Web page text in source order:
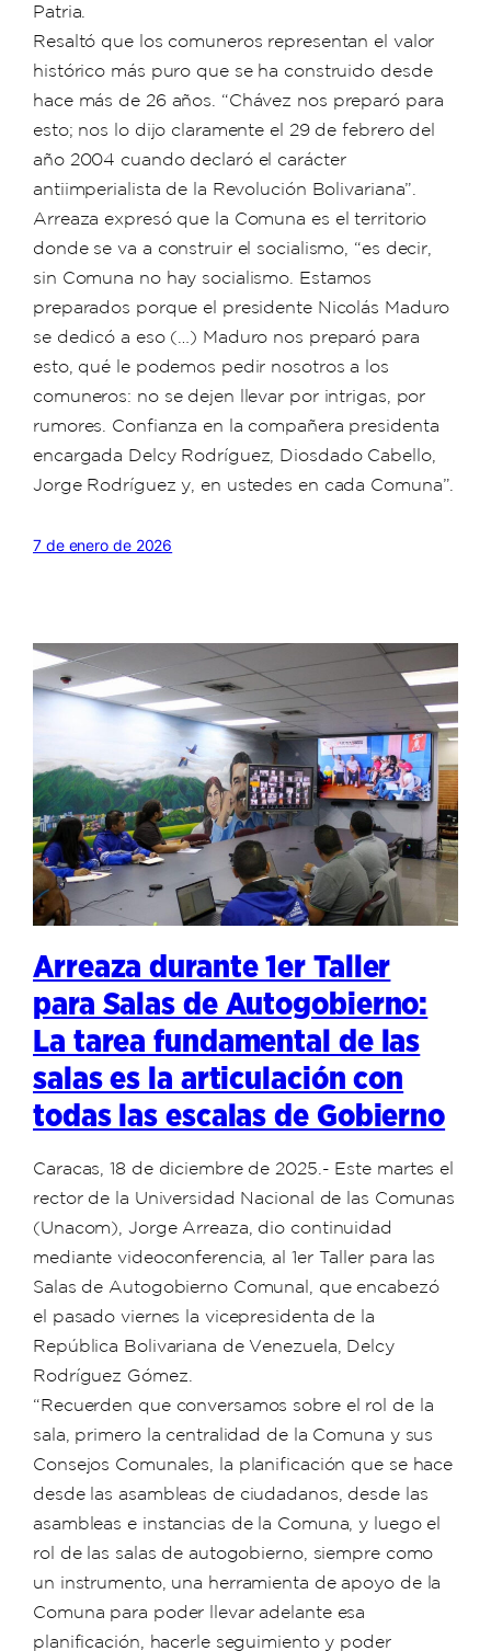
Patria.
Resaltó que los comuneros representan el valor
histórico más puro que se ha construido desde
hace más de 26 años. “Chávez nos preparó para
esto; nos lo dijo claramente el 29 de febrero del
año 2004 cuando declaró el carácter
antiimperialista de la Revolución Bolivariana”.
Arreaza expresó que la Comuna es el territorio
donde se va a construir el socialismo, “es decir,
sin Comuna no hay socialismo. Estamos
preparados porque el presidente Nicolás Maduro
se dedicó a eso (…) Maduro nos preparó para
esto, qué le podemos pedir nosotros a los
comuneros: no se dejen llevar por intrigas, por
rumores. Confianza en la compañera presidenta
encargada Delcy Rodríguez, Diosdado Cabello,
Jorge Rodríguez y, en ustedes en cada Comuna”.
7 de enero de 2026
Arreaza durante 1er Taller
para Salas de Autogobierno:
La tarea fundamental de las
salas es la articulación con
todas las escalas de Gobierno
Caracas, 18 de diciembre de 2025.- Este martes el
rector de la Universidad Nacional de las Comunas
(Unacom), Jorge Arreaza, dio continuidad
mediante videoconferencia, al 1er Taller para las
Salas de Autogobierno Comunal, que encabezó
el pasado viernes la vicepresidenta de la
República Bolivariana de Venezuela, Delcy
Rodríguez Gómez.
“Recuerden que conversamos sobre el rol de la
sala, primero la centralidad de la Comuna y sus
Consejos Comunales, la planificación que se hace
desde las asambleas de ciudadanos, desde las
asambleas e instancias de la Comuna, y luego el
rol de las salas de autogobierno, siempre como
un instrumento, una herramienta de apoyo de la
Comuna para poder llevar adelante esa
planificación, hacerle seguimiento y poder